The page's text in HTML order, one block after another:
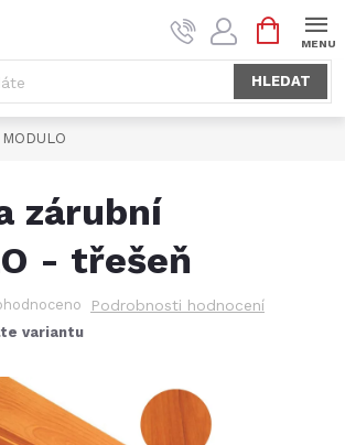
HLEDAT
NÁKUPNÍ
KOŠÍK
zárubní
- třešeň
Podrobnosti hodnocení
variantu